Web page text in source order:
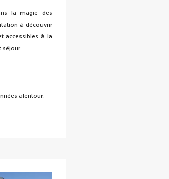
la magie des
à découvrir
accessibles à la
séjour.
alentour.